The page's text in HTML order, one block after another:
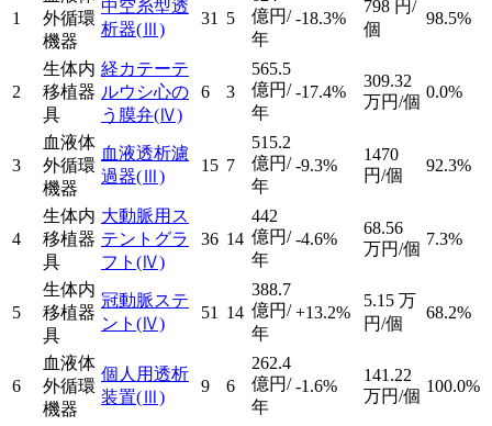
1
外循環
機器
中空糸型透
析器(Ⅲ)
31 5
億円/
年
-18.3%
798 円/
個
98.5%
2
生体内
移植器
具
経カテーテ
ルウシ心の
う膜弁(Ⅳ)
6 3
565.5
億円/
年
-17.4%
309.32
万円/個
0.0%
3
血液体
外循環
機器
血液透析濾
過器(Ⅲ)
15 7
515.2
億円/
年
-9.3%
1470
円/個
92.3%
4
生体内
移植器
具
大動脈用ス
テントグラ
フト (Ⅳ)
36 14
442
億円/
年
-4.6%
68.56
万円/個
7.3%
5
生体内
移植器
具
冠動脈ステ
ント (Ⅳ)
51 14
388.7
億円/
年
+13.2%
5.15 万
円/個
68.2%
6
血液体
外循環
機器
個人用透析
装置(Ⅲ)
9 6
262.4
億円/
年
-1.6%
141.22
万円/個
100.0%